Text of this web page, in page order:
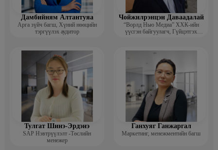
Дамбийням Алтантуяа
Арга зүйч багш, Хүний нөөцийн
тэргүүлэх аудитор
Чойжилрэнцэн Даваадалай
“Ворлд Нью Медиа” ХХК-ийн
үүсгэн байгуулагч, Гүйцэтгэх
Тулгат Шинэ-Эрдэнэ
SAP Нэвтрүүлэлт -Төслийн
менежер
Ганхуяг Ганжаргал
Маркетинг, менежментийн багш